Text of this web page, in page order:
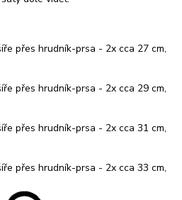
přes hrudník-prsa - 2x cca 27 cm,
přes hrudník-prsa - 2x cca 29 cm,
přes hrudník-prsa - 2x cca 31 cm,
přes hrudník-prsa - 2x cca 33 cm,